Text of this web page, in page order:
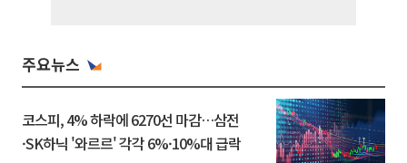
주요뉴스
코스피, 4% 하락에 6270선 마감…삼전
·SK하닉 '와르르' 각각 6%·10%대 급락